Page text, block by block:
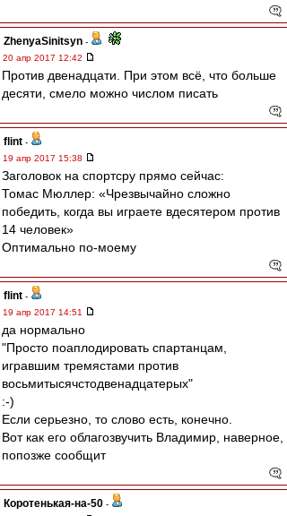
ZhenyaSinitsyn -
20 апр 2017 12:42
Против двенадцати. При этом всё, что больше
десяти, смело можно числом писать
flint -
19 апр 2017 15:38
Заголовок на спортсру прямо сейчас:
Томас Мюллер: «Чрезвычайно сложно
победить, когда вы играете вдесятером против
14 человек»
Оптимально по-моему
flint -
19 апр 2017 14:51
да нормально
"Просто поаплодировать спартанцам,
игравшим тремястами против
восьмитысячстодвенадцатерых"
:-)
Если серьезно, то слово есть, конечно.
Вот как его облагозвучить Владимир, наверное,
попозже сообщит
Коротенькая-на-50 -